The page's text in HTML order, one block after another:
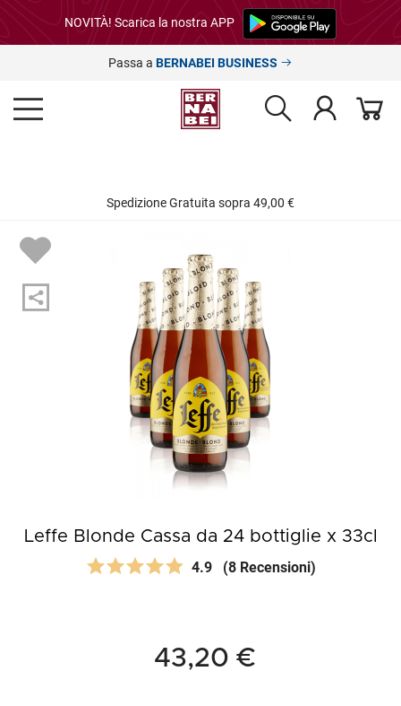
NOVITÀ! Scarica la nostra APP
Passa a BERNABEI BUSINESS
Spedizione Gratuita sopra 49,00 €
Leffe Blonde Cassa da 24 bottiglie x 33cl
4.9 (8 Recensioni)
43,20 €